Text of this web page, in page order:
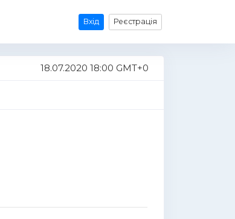
Вхід Реєстрація
18.07.2020 18:00 GMT+0